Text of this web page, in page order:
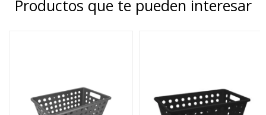
Productos que te pueden interesar